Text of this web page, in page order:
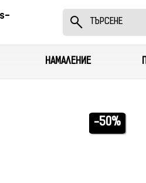
НАМАЛЕНИЕ
-50%